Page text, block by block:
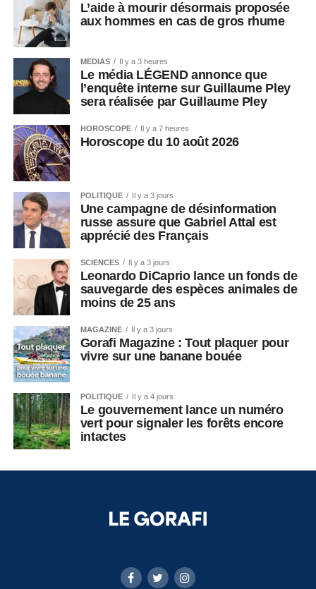
L’aide à mourir désormais proposée
aux hommes en cas de gros rhume
MEDIAS Il y a 3 heures
Le média LÉGEND annonce que
l’enquête interne sur Guillaume Pley
sera réalisée par Guillaume Pley
HOROSCOPE Il y a 7 heures
Horoscope du 10 août 2026
POLITIQUE Il y a 3 jours
Une campagne de désinformation
russe assure que Gabriel Attal est
apprécié des Français
SCIENCES Il y a 3 jours
Leonardo DiCaprio lance un fonds de
sauvegarde des espèces animales de
moins de 25 ans
MAGAZINE Il y a 3 jours
Gorafi Magazine : Tout plaquer pour
vivre sur une banane bouée
POLITIQUE Il y a 4 jours
Le gouvernement lance un numéro
vert pour signaler les forêts encore
intactes